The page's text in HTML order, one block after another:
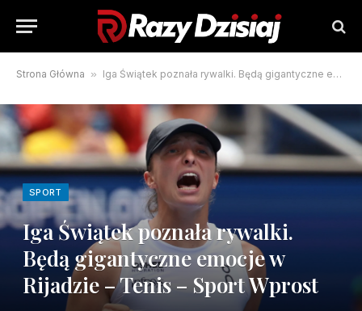
Strona Główna » Iga Świątek poznała rywalki. Będą gigantyczne emocje w Rijadzie – Tenis – Sport Wprost
SPORT
Iga Świątek poznała rywalki.
Będą gigantyczne emocje w
Rijadzie – Tenis – Sport Wprost